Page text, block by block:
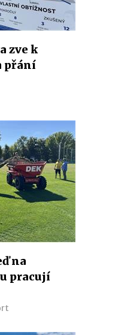
zve k
přání
na
pracují